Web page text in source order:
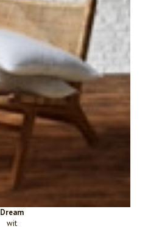
Dream
wit